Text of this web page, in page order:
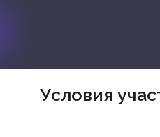
Условия